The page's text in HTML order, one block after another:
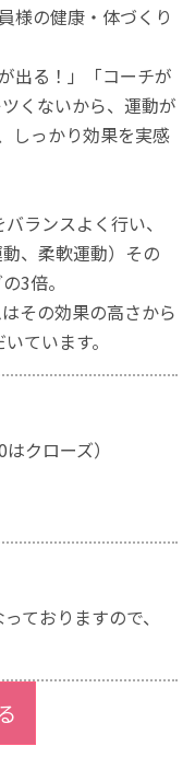
様の健康・体づくり
出る！」「コーチが
くないから、運動が
しっかり効果を実感
ランスよく行い、
、柔軟運動）その
3倍。
その効果の高さから
ています。
クローズ）
ておりますので、